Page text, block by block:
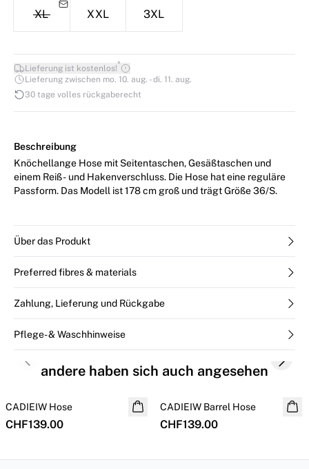
XL XXL 3XL
Lieferung ist kostenlos!*
Lieferung zwischen mo. 10. aug. - di. 11. aug.
30 tage volles rückgaberecht
Beschreibung
Knöchellange Hose mit Seitentaschen, Gesäßtaschen und
einem Reiß- und Hakenverschluss. Die Hose hat eine reguläre
Passform. Das Modell ist 178 cm groß und trägt Größe 36/S.
Über das Produkt
Preferred fibres & materials
Zahlung, Lieferung und Rückgabe
Pflege- & Waschhinweise
andere haben sich auch angesehen
NEUHEITEN
CADIEIW Hose
CHF139.00
NEUHEITEN
CADIEIW Barrel Hose
CHF139.00
Previous slide Next